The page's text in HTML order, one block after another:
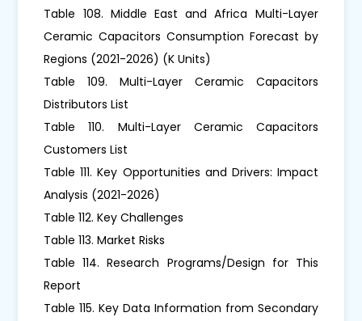
Table 108. Middle East and Africa Multi-Layer
Ceramic Capacitors Consumption Forecast by
Regions (2021-2026) (K Units)
Table 109. Multi-Layer Ceramic Capacitors
Distributors List
Table 110. Multi-Layer Ceramic Capacitors
Customers List
Table 111. Key Opportunities and Drivers: Impact
Analysis (2021-2026)
Table 112. Key Challenges
Table 113. Market Risks
Table 114. Research Programs/Design for This
Report
Table 115. Key Data Information from Secondary